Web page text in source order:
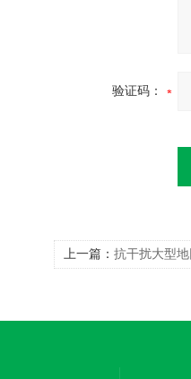
验证码：
上一篇： 抗干扰大型